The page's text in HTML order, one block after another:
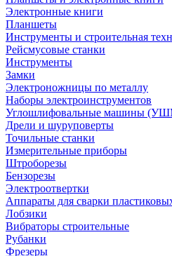
Электронные книги
Планшеты
Инструменты и строительная
Рейсмусовые станки
Инструменты
Замки
Электроножницы по металлу
Наборы электроинструментов
Углошлифовальные машины
Дрели и шуруповерты
Точильные станки
Измерительные приборы
Штроборезы
Бензорезы
Электроотвертки
Аппараты для сварки
Лобзики
Вибраторы строительные
Рубанки
Фрезеры